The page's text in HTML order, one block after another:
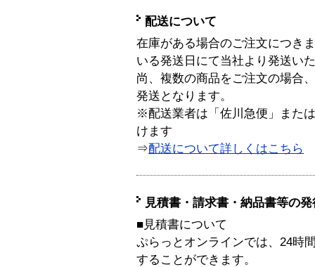
配送について
在庫がある場合のご注文につき
いる発送日にて当社より発送い
尚、複数の商品をご注文の場合
発送となります。
※配送業者は「佐川急便」また
けます
⇒配送について詳しくはこちら
見積書・請求書・納品書等の
■見積書について
ぷらっとオンラインでは、24時
することができます。